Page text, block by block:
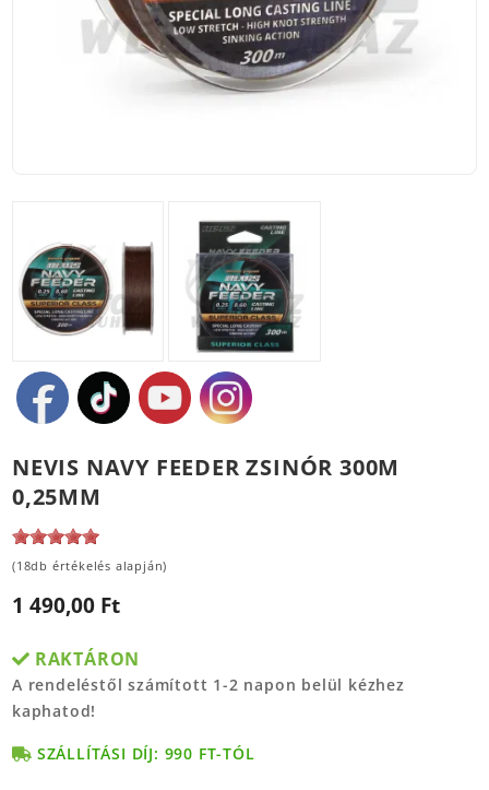
NEVIS NAVY FEEDER ZSINÓR 300M
0,25MM
(18db értékelés alapján)
1 490,00 Ft
RAKTÁRON
A rendeléstől számított 1-2 napon belül kézhez
kaphatod!
SZÁLLÍTÁSI DÍJ: 990 FT-TÓL